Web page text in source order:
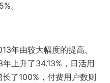
。
年由较大幅度的提高。
上升了34.13%，日活用
了100%，付费用户数则